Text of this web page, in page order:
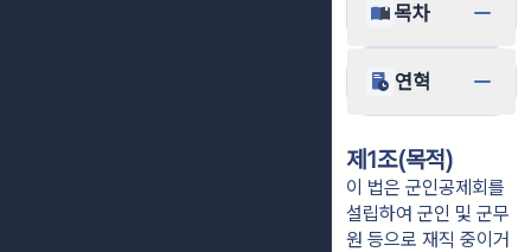
목차
연혁
제1조(목적)
이 법은 군인공제회를
설립하여 군인 및 군무
원 등으로 재직 중이거